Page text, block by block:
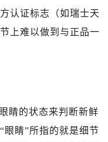
认证标志（如瑞士天
上难以做到与正品一
睛的状态来判断新鲜
眼睛”所指的就是细节